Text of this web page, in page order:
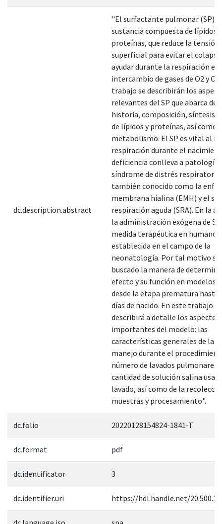
dc.description.abstract
"El surfactante pulmonar (SP)
sustancia compuesta de lípidos y
proteínas, que reduce la tensión
superficial para evitar el
ayudar durante la respiración en
intercambio de gases de O2 y
trabajo se describirán los
relevantes del SP que abarca
historia, composición, síntesis,
de lípidos y proteínas, así como
metabolismo. El SP es vital al
respiración durante el
deficiencia conlleva a
síndrome de distrés respiratorio
también conocido como la
membrana hialina (EMH) y el
respiración aguda (SRA). En la
la administración exógena de
medida terapéutica en
establecida en el campo de la
neonatología. Por tal motivo se
buscado la manera de
efecto y su función en modelos
desde la etapa prematura hasta
días de nacido. En este trabajo se
describirá a detalle los aspectos
importantes del modelo: las
características generales de la
manejo durante el
número de lavados pulmonares
cantidad de solución salina
lavado, así como de la
muestras y procesamiento".
dc.folio 20220128154824-1841-T
dc.format pdf
dc.identificator 3
dc.identifier.uri https://hdl.handle.net/